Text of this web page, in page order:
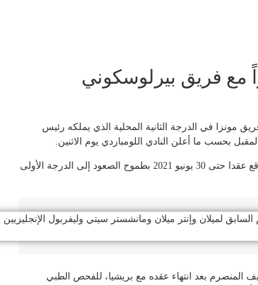
مع فريق بيرلوسكوني
مونزا في الدرجة الثانية المحلية الذي يملكه رئيس
بحسب ما أعلن النادي اللومباردي يوم الاثنين.
وقال النادي: جاء الدعم مع ماريو بالوتيلي الذي وقع عقدا حتى 30 يونيو 2021 بطموح الصعود إلى الدرجة الأولى
لميلان وإنتر ميلان ومانشستر سيتي وليفربول الإنجليزيين
المنصرم بعد انتهاء عقده مع بريشيا، للفحص الطبي